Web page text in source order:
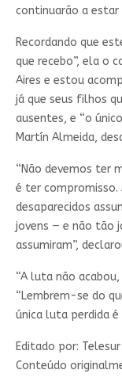
continuarão a estar
Recordando que
que recebo”, ela o
Aires e estou
já que seus filhos
ausentes, e “o
Martín Almeida,
“Não devemos ter
é ter compromisso.
desaparecidos
jovens — e não tão
assumiram”,
“A luta não
“Lembrem-se do
única luta perdida é
Editado por: Telesur
Conteúdo